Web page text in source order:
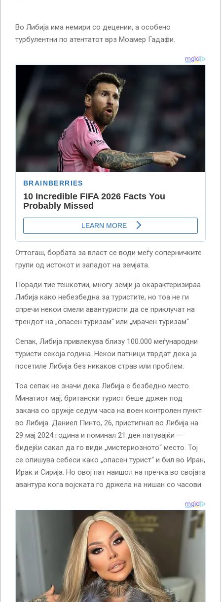
Во Либија има немири со децении, а особено
турбулентни по атентатот врз Моамер Гадафи.
Оттогаш, борбата за власт се води меѓу соперничките
групи од истокот и западот на земјата.
Поради тие тешкотии, многу земји ја окарактеризираа
Либија како небезбедна за туристите, но тоа не ги
спречи некои смели авантуристи да се приклучат на
трендот на „опасен туризам“ или „мрачен туризам“.
Сепак, Либија привлекува близу 100.000 меѓународни
туристи секоја година. Некои патници тврдат дека ја
посетиле Либија без никаков страв или проблем.
Тоа сепак не значи дека Либија е безбедно место.
Минатиот мај, британски турист беше држен под
закана со оружје седум часа на воен контролен пункт
во Либија. Даниел Пинто, 26, пристигнал во Либија на
29 мај 2024 година и поминал 21 ден патувајќи —
бидејќи сакал да го види „мистериозното“ место. Тој
се опишува себеси како „опасен турист“ и бил во Иран,
Ирак и Сирија. Но овој пат наишол на пречка во својата
авантура кога војската го држела на нишан со часови.